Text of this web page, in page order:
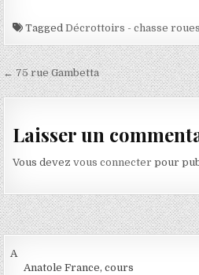
TaggedDécrottoirs - chasse roues
Navigation de
← 75 rue Gambetta
Laisser un
Vous devezvous connecter pour
A
Anatole France, cours